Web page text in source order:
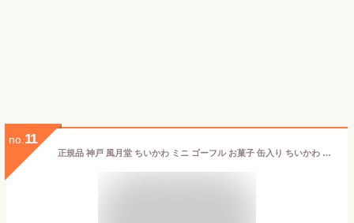
no. 11
正規品 神戸 風月堂 ちいかわ ミニ ゴーフル お菓子 缶入り ちいかわ 6枚入り (バニラ ストロベリー風味 チョコレート 3枚入×2袋)